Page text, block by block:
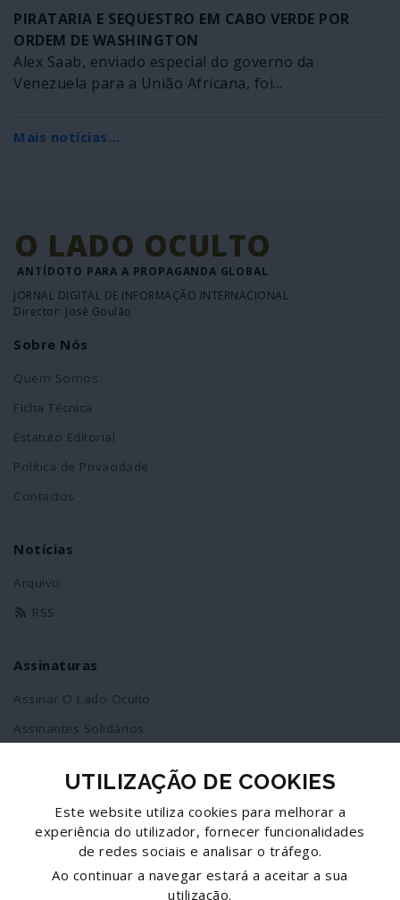
PIRATARIA E SEQUESTRO EM CABO VERDE POR
ORDEM DE WASHINGTON
Alex Saab, enviado especial do governo da
Venezuela para a União Africana, foi...
Mais notícias...
O LADO OCULTO
ANTÍDOTO PARA A PROPAGANDA GLOBAL
JORNAL DIGITAL DE INFORMAÇÃO INTERNACIONAL
Director: José Goulão
Sobre Nós
Quem Somos
Ficha Técnica
Estatuto Editorial
Política de Privacidade
Contactos
Notícias
Arquivo
RSS
Assinaturas
Assinar O Lado Oculto
Assinantes Solidários
Redes Sociais
Siga-nos no facebook
UTILIZAÇÃO DE COOKIES
Este website utiliza cookies para melhorar a
experiência do utilizador, fornecer funcionalidades
de redes sociais e analisar o tráfego.
Ao continuar a navegar estará a aceitar a sua
utilização.